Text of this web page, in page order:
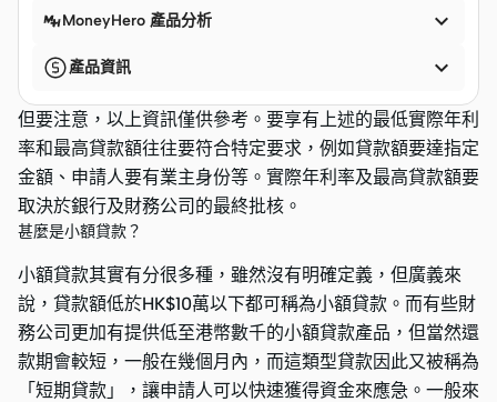
MoneyHero 產品分析 
產品資訊 
但要注意，以上資訊僅供參考。要享有上述的最低實際年利
率和最高貸款額往往要符合特定要求，例如貸款額要達指定
金額、申請人要有業主身份等。實際年利率及最高貸款額要
取決於銀行及財務公司的最終批核。
甚麼是小額貸款？
小額貸款其實有分很多種，雖然沒有明確定義，但廣義來
說，貸款額低於HK$10萬以下都可稱為小額貸款。而有些財
務公司更加有提供低至港幣數千的小額貸款產品，但當然還
款期會較短，一般在幾個月內，而這類型貸款因此又被稱為
「短期貸款」，讓申請人可以快速獲得資金來應急。一般來